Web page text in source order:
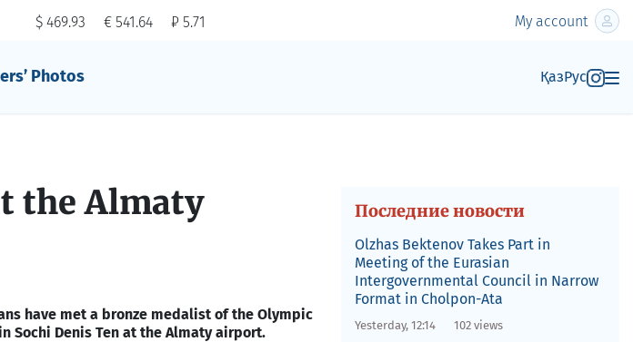
$ 469.93 € 541.64 ₽ 5.71 My account
Photos ҚазРус
the Almaty
have met a bronze medalist of the Olympic
Sochi Denis Ten at the Almaty airport.
Последние новости
Olzhas Bektenov Takes Part in
Meeting of the Eurasian
Intergovernmental Council in Narrow
Format in Cholpon-Ata
Yesterday, 12:14 102 views